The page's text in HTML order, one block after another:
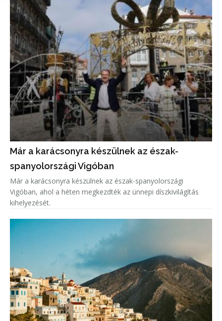
Már a karácsonyra készülnek az észak-
spanyolországi Vigóban
Már a karácsonyra készülnek az észak-spanyolországi
Vigóban, ahol a héten megkezdték az ünnepi díszkivilágítás
kihelyezését.